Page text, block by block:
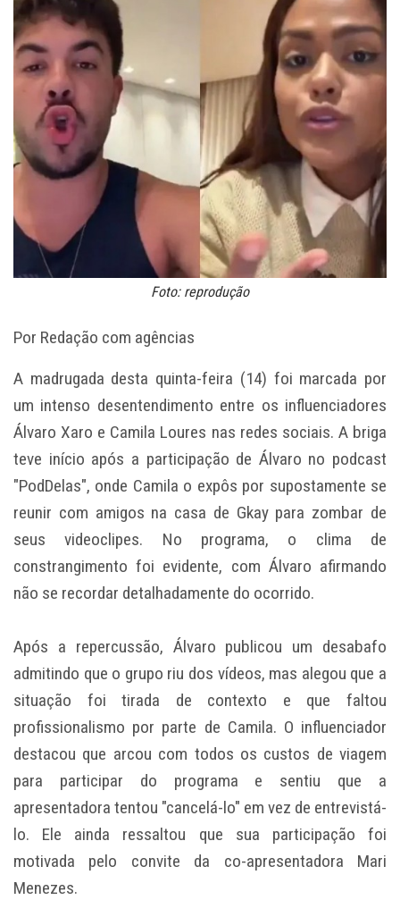
Foto: reprodução
Por Redação com agências
A madrugada desta quinta-feira (14) foi marcada por
um intenso desentendimento entre os influenciadores
Álvaro Xaro e Camila Loures nas redes sociais. A briga
teve início após a participação de Álvaro no podcast
"PodDelas", onde Camila o expôs por supostamente se
reunir com amigos na casa de Gkay para zombar de
seus videoclipes. No programa, o clima de
constrangimento foi evidente, com Álvaro afirmando
não se recordar detalhadamente do ocorrido.
Após a repercussão, Álvaro publicou um desabafo
admitindo que o grupo riu dos vídeos, mas alegou que a
situação foi tirada de contexto e que faltou
profissionalismo por parte de Camila. O influenciador
destacou que arcou com todos os custos de viagem
para participar do programa e sentiu que a
apresentadora tentou "cancelá-lo" em vez de entrevistá-
lo. Ele ainda ressaltou que sua participação foi
motivada pelo convite da co-apresentadora Mari
Menezes.